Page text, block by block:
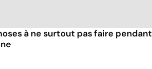
à ne surtout pas faire pendant